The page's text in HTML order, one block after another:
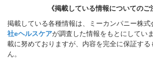
《掲載している情報についてのご
掲載している各種情報は、ミーカンパニー株式
社eヘルスケアが調査した情報をもとにしてい
載に努めておりますが、内容を完全に保証する
ん。